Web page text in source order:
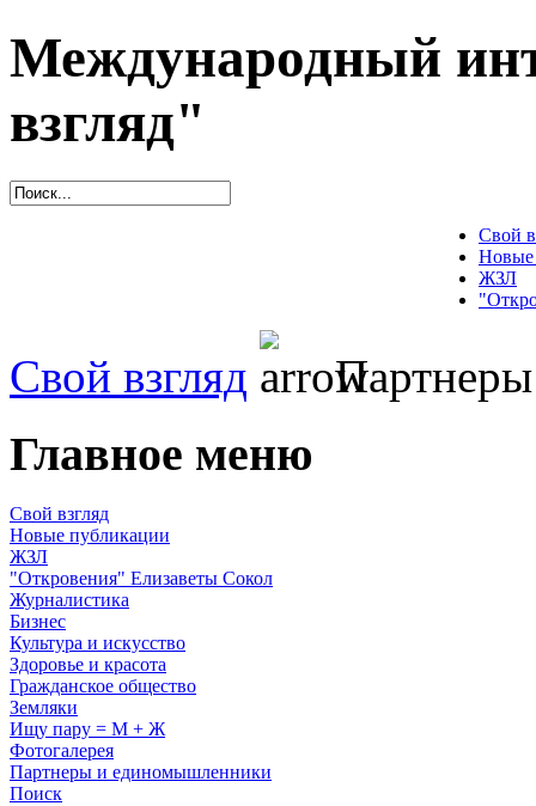
Международный
взгляд"
Свой
Новые
ЖЗЛ
Свой взгляд
Главное меню
Свой взгляд
Новые публикации
ЖЗЛ
"Откровения" Елизаветы Сокол
Журналистика
Бизнес
Культура и искусство
Здоровье и красота
Гражданское общество
Земляки
Ищу пару = М + Ж
Фотогалерея
Партнеры и единомышленники
Поиск